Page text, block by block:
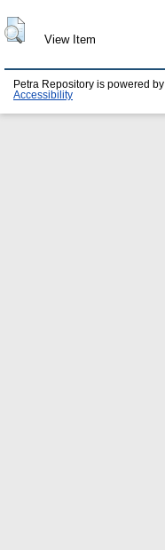
View Item
Petra Repository is powered by
Accessibility